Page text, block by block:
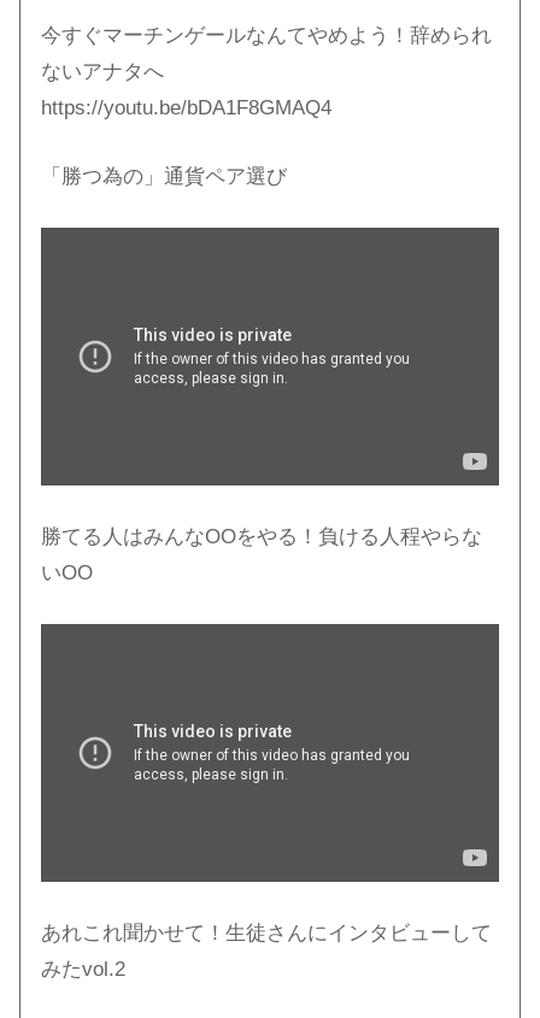
今すぐマーチンゲールなんてやめよう！辞められ
ないアナタへ
https://youtu.be/bDA1F8GMAQ4
「勝つ為の」通貨ペア選び
勝てる人はみんなOOをやる！負ける人程やらな
いOO
あれこれ聞かせて！生徒さんにインタビューして
みたvol.2